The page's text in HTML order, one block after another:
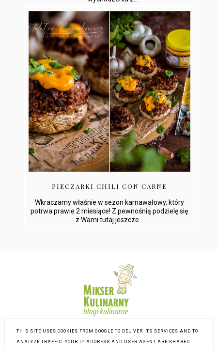
PIECZARKI CHILI CON CARNE
Wkraczamy właśnie w sezon karnawałowy, który
potrwa prawie 2 miesiące! Z pewnośnią podzielę się
z Wami tutaj jeszcze...
THIS SITE USES COOKIES FROM GOOGLE TO DELIVER ITS SERVICES AND TO
ANALYZE TRAFFIC. YOUR IP ADDRESS AND USER-AGENT ARE SHARED